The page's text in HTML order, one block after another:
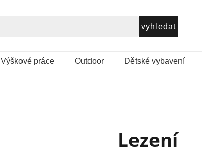
Výškové práce Outdoor Dětské vybavení
Lezení